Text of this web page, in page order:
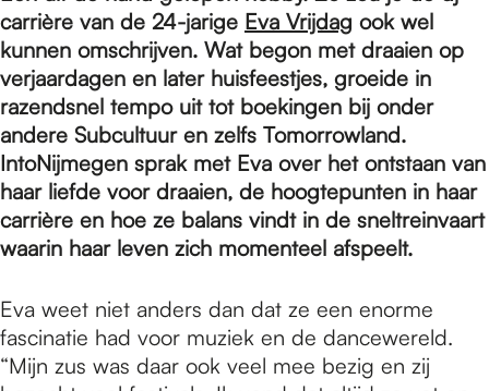
e
p
a
g
e
carrière van de 24-jarige Eva Vrijdag ook wel
kunnen omschrijven. Wat begon met draaien op
verjaardagen en later huisfeestjes, groeide in
razendsnel tempo uit tot boekingen bij onder
andere Subcultuur en zelfs Tomorrowland.
IntoNijmegen sprak met Eva over het ontstaan van
haar liefde voor draaien, de hoogtepunten in haar
carrière en hoe ze balans vindt in de sneltreinvaart
waarin haar leven zich momenteel afspeelt.
Eva weet niet anders dan dat ze een enorme
fascinatie had voor muziek en de dancewereld.
“Mijn zus was daar ook veel mee bezig en zij